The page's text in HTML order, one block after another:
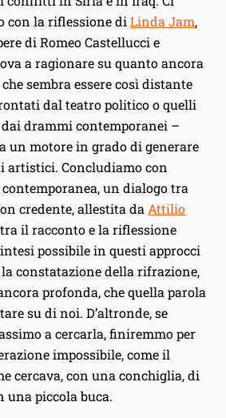
con la riflessione diLinda Jam,
di Romeo Castellucci e
a ragionare su quanto ancora
sembra essere così distante
dal teatro politico o quelli
drammi contemporanei –
un motore in grado di generare
artistici. Concludiamo con
contemporanea, un dialogo tra
credente, allestita da Attilio
tra il racconto e la riflessione
possibile in questi approcci
constatazione della rifrazione,
profonda, che quella parola
su di noi. D’altronde, se
a cercarla, finiremmo per
impossibile, come il
cercava, con una conchiglia, di
una piccola buca.